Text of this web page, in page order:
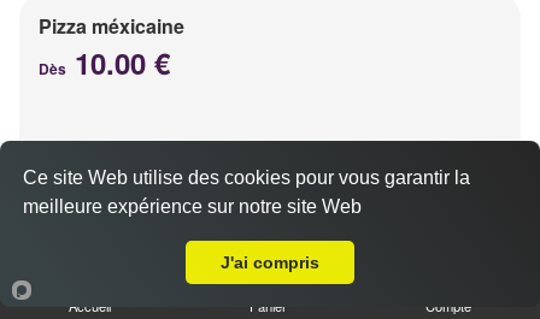
Pizza méxicaine
Dès 10.00 €
chorizo, poivrons
Accueil Panier Compte
Ce site Web utilise des cookies pour vous garantir la
meilleure expérience sur notre site Web
J'ai compris